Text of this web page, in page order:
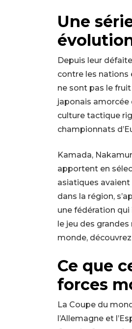
Une
Depuis leur
contre les nations
ne sont pas le
japonais amorcée
culture tactique
championnats
Kamada,
apportent en
asiatiques
dans la région,
une fédération
le jeu des
monde,
Ce que
forces
La Coupe du
l’Allemagne et